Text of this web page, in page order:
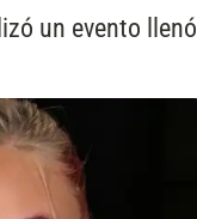
un evento llenó